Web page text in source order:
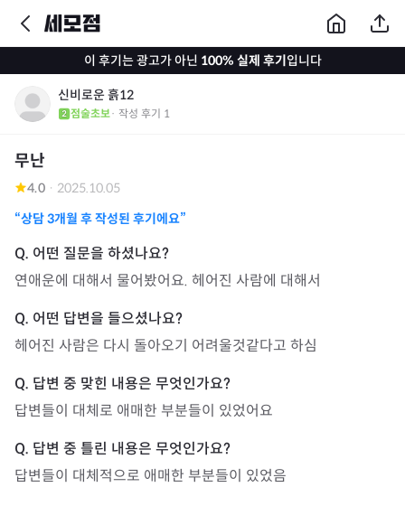
이 후기는 광고가 아닌 100% 실제 후기입니다
신비로운 흙12
점술초보· 작성 후기 1
무난
4.0 · 2025.10.05
“상담3개월 후 작성된 후기에요”
연애운에 대해서 물어봤어요. 헤어진 사람에 대해서
헤어진 사람은 다시 돌아오기 어려울것같다고 하심
답변들이 대체로 애매한 부분들이 있었어요
답변들이 대체적으로 애매한 부분들이 있었음